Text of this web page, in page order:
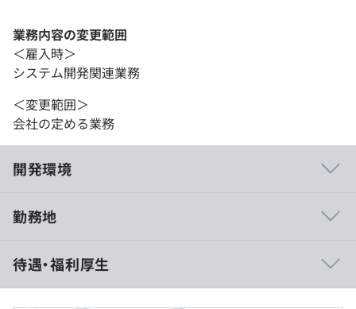
業務内容の変更範囲
＜雇入時＞
システム開発関連業務
＜変更範囲＞
会社の定める業務
開発環境
専任の研修講師がいる4カ月間の研修期間中はもちろん、
エンジニアデビュー後も、しばらくは上司や先輩社員が指
導・サポートします。そんな先輩方の約半数も、未経験か
勤務地
待遇・福利厚生